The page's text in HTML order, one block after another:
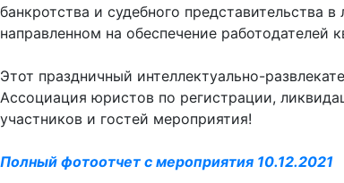
банкротства и судебного представительства
направленном на обеспечение
Этот праздничный интеллектуально-
Ассоциация юристов по регистрации,
участников и гостей мероприятия!
Полный фотоотчет с мероприятия 10.12.2021